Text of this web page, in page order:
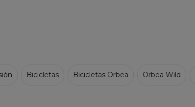
Bicicletas Bicicletas Orbea Orbea Wild